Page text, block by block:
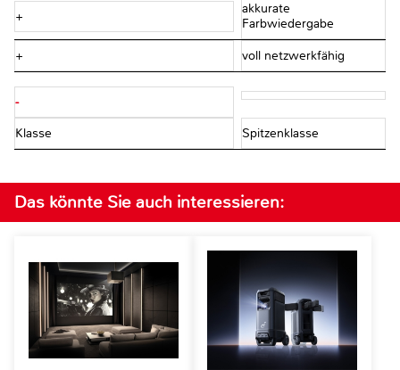
+
akkurate
Farbwiedergabe
+ voll netzwerkfähig
-
Klasse Spitzenklasse
Das könnte Sie auch interessieren: